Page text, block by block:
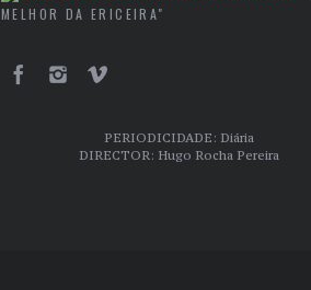
MELHOR DA ERICEIRA"
PERIODICIDADE: Diária
DIRECTOR: Hugo Rocha Pereira